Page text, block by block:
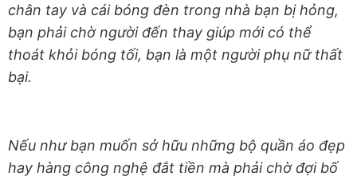
chân tay và cái bóng đèn trong nhà bạn bị hỏng,
bạn phải chờ người đến thay giúp mới có thể
thoát khỏi bóng tối, bạn là một người phụ nữ thất
bại.
Nếu như bạn muốn sở hữu những bộ quần áo đẹp
hay hàng công nghệ đắt tiền mà phải chờ đợi bố